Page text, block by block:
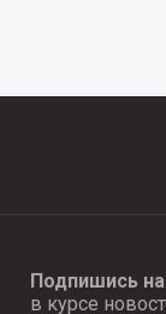
Подпишись на
в курсе